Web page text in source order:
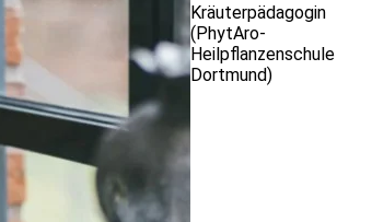
Kräuterpädagogin
(PhytAro-
Heilpflanzenschule
Dortmund)